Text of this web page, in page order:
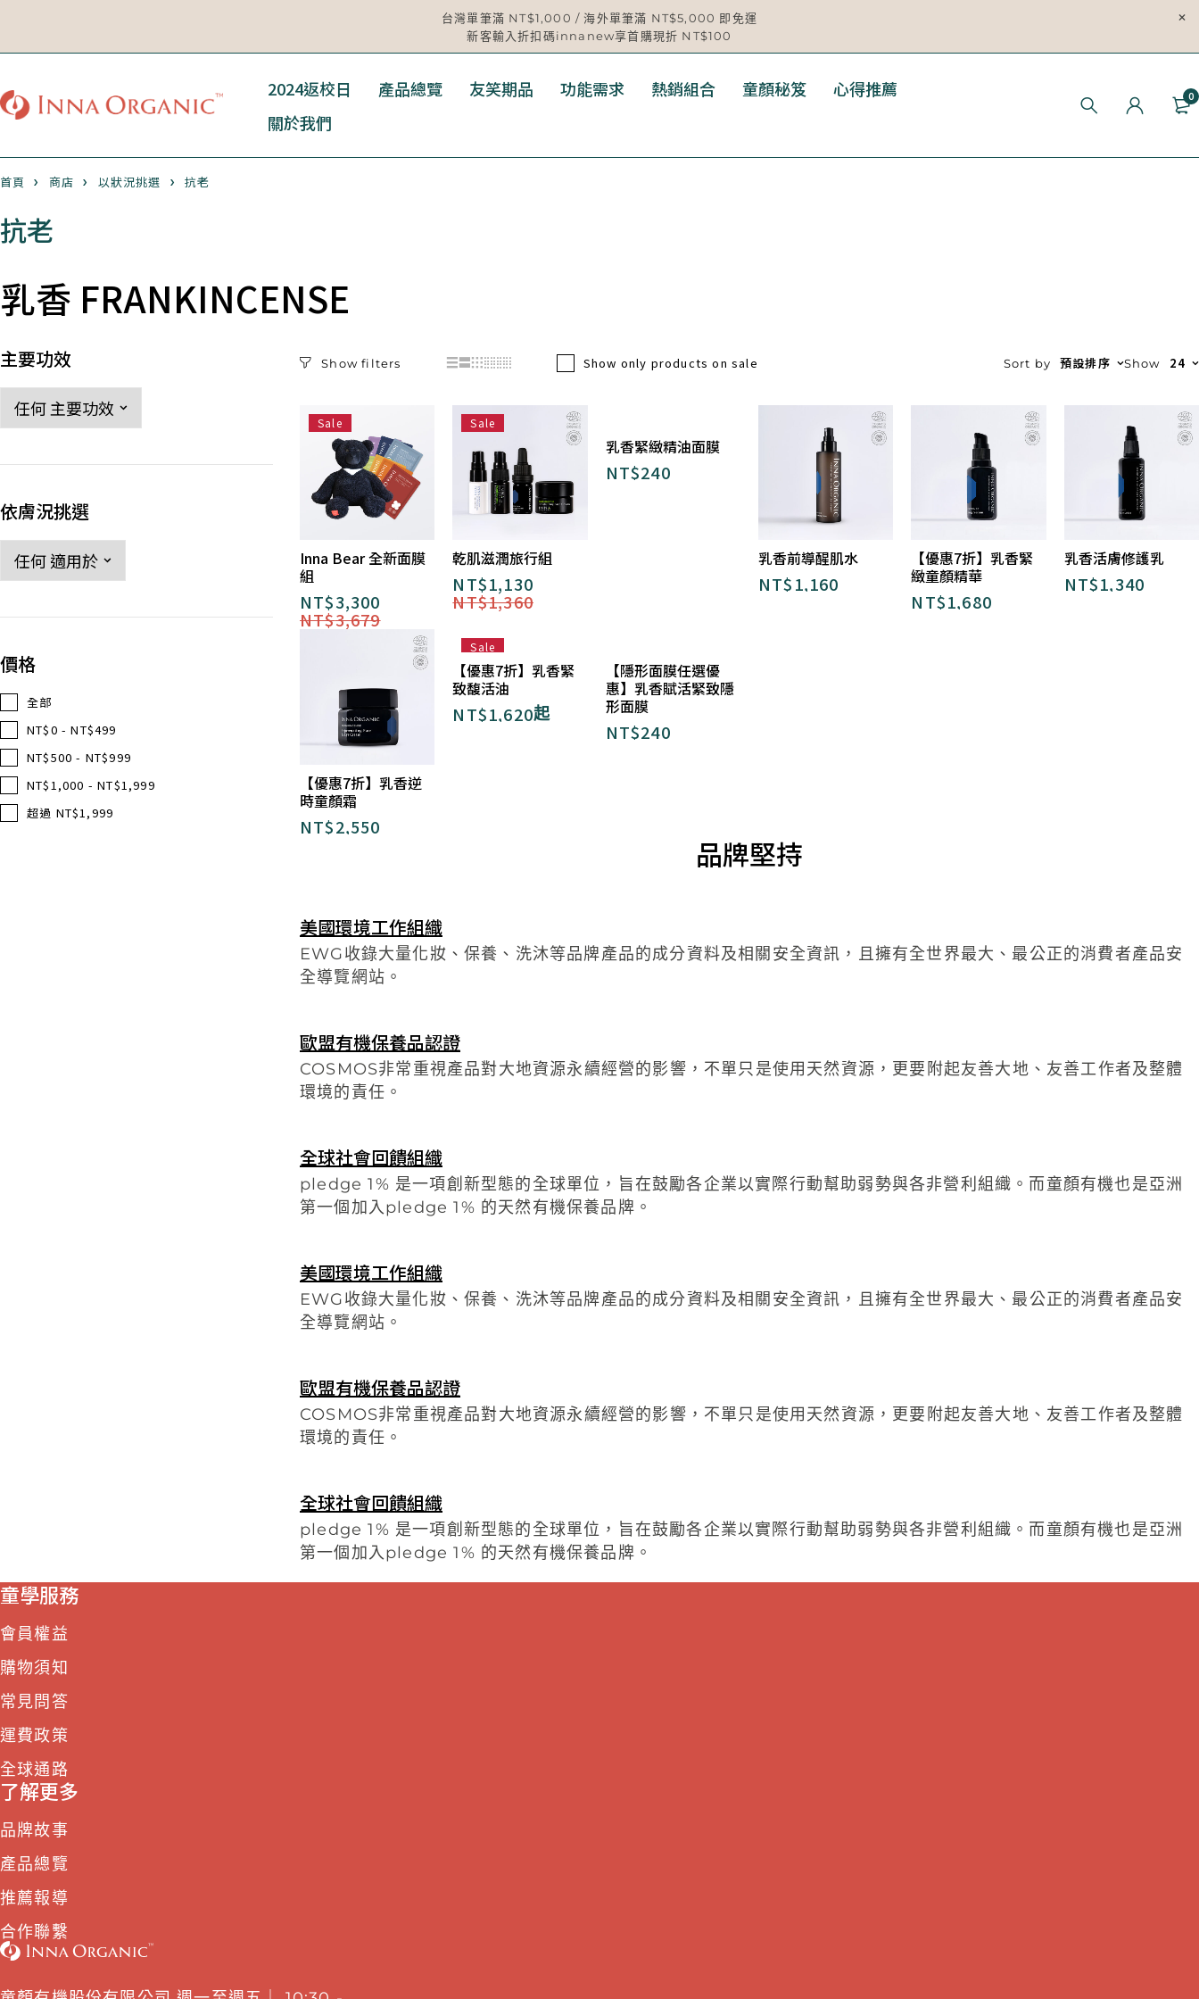
台灣單筆滿 NT$1,000 / 海外單筆滿 NT$5,000 即免運
新客輸入折扣碼innanew享首購現折 NT$100
2024返校日 產品總覽 友笑期品 功能需求 熱銷組合 童顏秘笈
心得推薦
關於我們
0
首頁 商店 以狀況挑選 抗老
抗老
乳香 FRANKINCENSE
主要功效
依膚況挑選
價格
全部
NT$0 - NT$499
NT$500 - NT$999
NT$1,000 - NT$1,999
超過 NT$1,999
Show only products on sale Sort by 預設排序 Show 24
Sale
Inna Bear 全新面膜
組
NT$3,679
NT$3,300
Sale
乾肌滋潤旅行組
NT$1,360
NT$1,130
乳香緊緻精油面膜
NT$240
乳香前導醒肌水
NT$1,160
【優惠7折】乳香緊
緻童顏精華
NT$1,680
乳香活膚修護乳
NT$1,340
【優惠7折】乳香逆
時童顏霜
NT$2,550
Sale
【優惠7折】乳香緊
致馥活油
NT$1,620起
【隱形面膜任選優
惠】乳香賦活緊致隱
形面膜
NT$240
品牌堅持
美國環境工作組織
EWG收錄大量化妝、保養、洗沐等品牌產品的成分資料及相關安全資訊，且擁有全世界最大、最公正的消費者產品安
全導覽網站。
歐盟有機保養品認證
COSMOS非常重視產品對大地資源永續經營的影響，不單只是使用天然資源，更要附起友善大地、友善工作者及整體
環境的責任。
全球社會回饋組織
pledge 1% 是一項創新型態的全球單位，旨在鼓勵各企業以實際行動幫助弱勢與各非營利組織。而童顏有機也是亞洲
第一個加入pledge 1% 的天然有機保養品牌。
美國環境工作組織
EWG收錄大量化妝、保養、洗沐等品牌產品的成分資料及相關安全資訊，且擁有全世界最大、最公正的消費者產品安
全導覽網站。
歐盟有機保養品認證
COSMOS非常重視產品對大地資源永續經營的影響，不單只是使用天然資源，更要附起友善大地、友善工作者及整體
環境的責任。
全球社會回饋組織
pledge 1% 是一項創新型態的全球單位，旨在鼓勵各企業以實際行動幫助弱勢與各非營利組織。而童顏有機也是亞洲
第一個加入pledge 1% 的天然有機保養品牌。
童學服務
會員權益
購物須知
常見問答
運費政策
全球通路
了解更多
品牌故事
產品總覽
推薦報導
合作聯繫